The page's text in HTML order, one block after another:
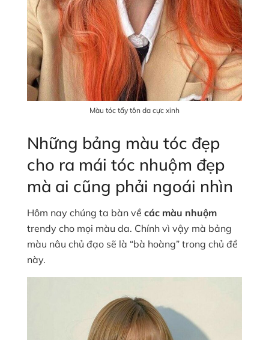
Màu tóc tẩy tôn da cực xinh
Những bảng màu tóc đẹp
cho ra mái tóc nhuộm đẹp
mà ai cũng phải ngoái nhìn
Hôm nay chúng ta bàn về các màu nhuộm
trendy cho mọi màu da. Chính vì vậy mà bảng
màu nâu chủ đạo sẽ là “bà hoàng” trong chủ đề
này.